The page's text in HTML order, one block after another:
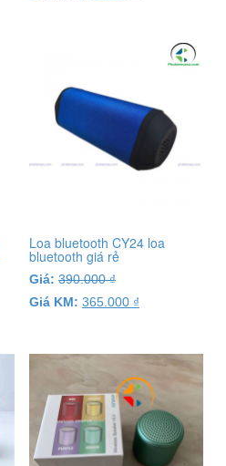
Loa bluetooth CY24 loa
bluetooth giá rẻ
Giá: 390.000₫
Giá KM: 365.000 ₫